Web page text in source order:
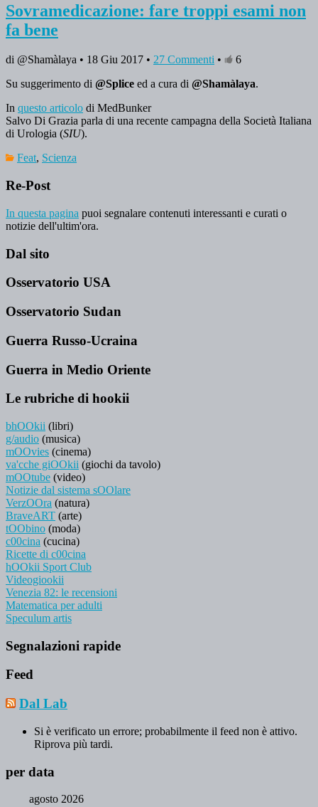
Sovramedicazione: fare troppi esami non
fa bene
di @Shamàlaya • 18 Giu 2017 • 27 Commenti •
6
Su suggerimento di @Splice ed a cura di @Shamàlaya.
In questo articolo di MedBunker
Salvo Di Grazia parla di una recente campagna della Società Italiana
di Urologia (SIU).
Feat, Scienza
Re-Post
In questa pagina puoi segnalare contenuti interessanti e curati o
notizie dell'ultim'ora.
Dal sito
Osservatorio USA
Osservatorio Sudan
Guerra Russo-Ucraina
Guerra in Medio Oriente
Le rubriche di hookii
bhOOkii (libri)
g/audio (musica)
mOOvies (cinema)
va'cche giOOkii (giochi da tavolo)
mOOtube (video)
Notizie dal sistema sOOlare
VerzOOra (natura)
BraveART (arte)
tOObino (moda)
c00cina (cucina)
Ricette di c00cina
hOOkii Sport Club
Videogiookii
Venezia 82: le recensioni
Matematica per adulti
Speculum artis
Segnalazioni rapide
Feed
Dal Lab
Si è verificato un errore; probabilmente il feed non è attivo.
Riprova più tardi.
per data
agosto 2026